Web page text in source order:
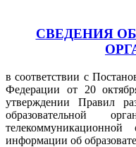
СВЕДЕНИЯ
в соответствии с
Федерации от 20
утверждении Правил
образовательной
информации об